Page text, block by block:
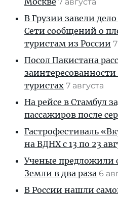
В Грузии завели
Сети сообщений о
туристам из России
Посол Пакистана
туристах 7 августа
На рейсе в Стамбул
пассажиров после
Гастрофестиваль
на ВДНХ с 13 по 23
Ученые предложили
Земли в два раза 6
В России нашли